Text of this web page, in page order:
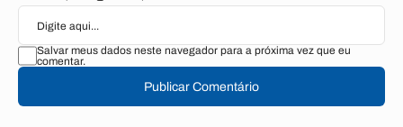
Salvar meus dados neste navegador para a próxima vez que eu
comentar.
Publicar Comentário